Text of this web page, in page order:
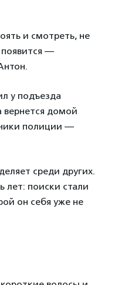
и смотреть, не
появится —
у подъезда
вернется домой
полиции —
среди других.
лет: поиски стали
он себя уже не